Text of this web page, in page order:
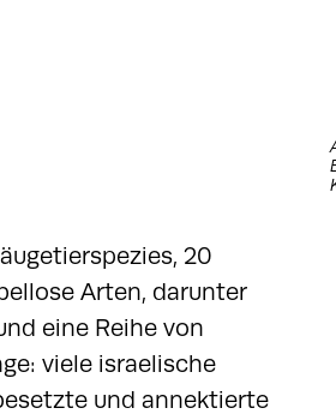
20
Arten, darunter
eine Reihe von
viele israelische
und annektierte